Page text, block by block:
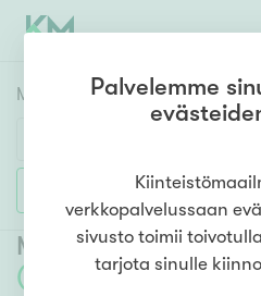
Myyntikohteet
Huoneluku
1h 2h 3h
Lisää hakuehtoja
Myytävät rivitalot ja
(
Palvelemme
verkkopalvelussaan
sivusto toimii
tarjota sinulle